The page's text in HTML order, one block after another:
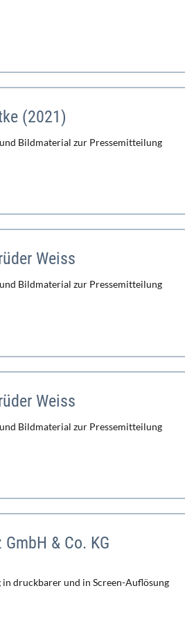
(2021)
Bildmaterial zur Pressemitteilung
Weiss
Bildmaterial zur Pressemitteilung
Weiss
Bildmaterial zur Pressemitteilung
& Co. KG
druckbarer und in Screen-Auflösung